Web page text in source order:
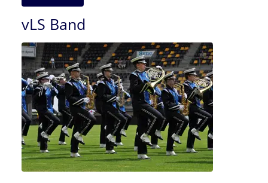
vLS Band